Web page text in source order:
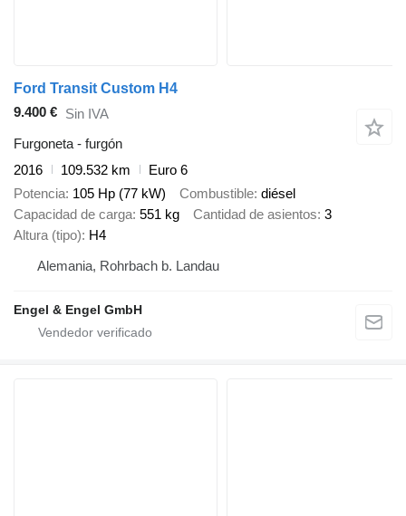
Ford Transit Custom H4
9.400 € Sin IVA
Furgoneta - furgón
2016
109.532 km
Euro 6
Potencia 105 Hp (77 kW) Combustible diésel
Capacidad de carga 551 kg Cantidad de asientos 3
Altura (tipo) H4
Alemania, Rohrbach b. Landau
Engel & Engel GmbH